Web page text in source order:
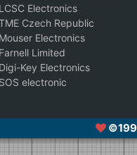
LCSC Electronics
Czech Republic
Mouser Electronics
Farnell Limited
Digi-Key Electronics
SOS electronic